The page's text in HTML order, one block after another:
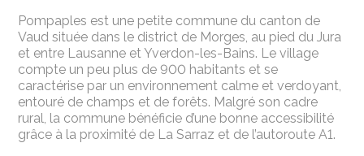
Pompaples est une petite commune du canton de
Vaud située dans le district de Morges, au pied du Jura
et entre Lausanne et Yverdon-les-Bains. Le village
compte un peu plus de 900 habitants et se
caractérise par un environnement calme et verdoyant,
entouré de champs et de forêts. Malgré son cadre
rural, la commune bénéficie d’une bonne accessibilité
grâce à la proximité de La Sarraz et de l’autoroute A1.